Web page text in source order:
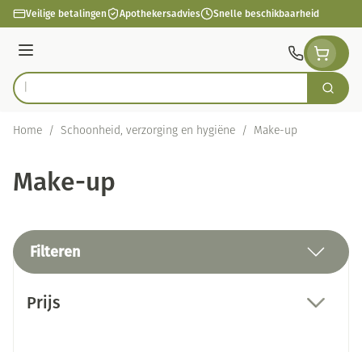
Ga naar de inhoud
Veilige betalingen Apothekersadvies Snelle beschikbaarheid
Menu
Product, merk, categorie... Zoek
Home / Schoonheid, verzorging en hygiëne / Make-up
Make-up
Filteren
Prijs